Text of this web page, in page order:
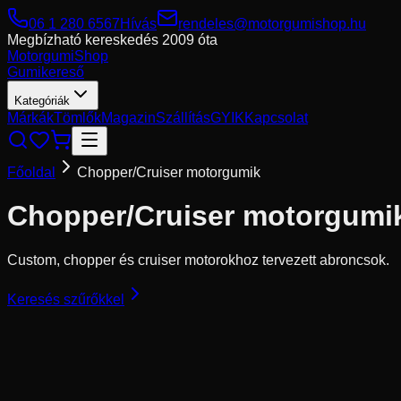
06 1 280 6567Hívás
rendeles@motorgumishop.hu
Megbízható kereskedés 2009 óta
MotorgumiShop
Gumikereső
Kategóriák
MárkákTömlőkMagazinSzállításGYIKKapcsolat
Főoldal Chopper/Cruiser motorgumik
Chopper/Cruiser
Custom, chopper és cruiser motorokhoz tervezett abroncsok.
Keresés szűrőkkel